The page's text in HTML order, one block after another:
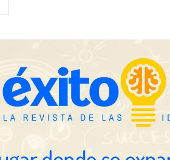
inaugura su Raw Bar:
desde mediodía
con cocina